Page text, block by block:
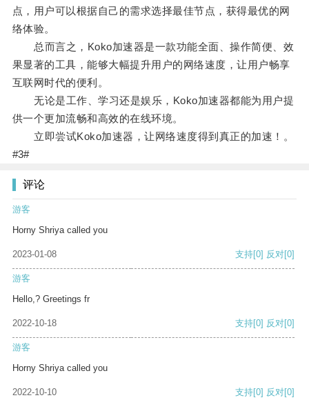
点，用户可以根据自己的需求选择最佳节点，获得最优的网
络体验。
总而言之，Koko加速器是一款功能全面、操作简便、效
果显著的工具，能够大幅提升用户的网络速度，让用户畅享
互联网时代的便利。
无论是工作、学习还是娱乐，Koko加速器都能为用户提
供一个更加流畅和高效的在线环境。
立即尝试Koko加速器，让网络速度得到真正的加速！。
#3#
评论
游客
Horny Shriya called you
2023-01-08 支持[0] 反对[0]
游客
Hello,? Greetings fr
2022-10-18 支持[0] 反对[0]
游客
Horny Shriya called you
2022-10-10 支持[0] 反对[0]